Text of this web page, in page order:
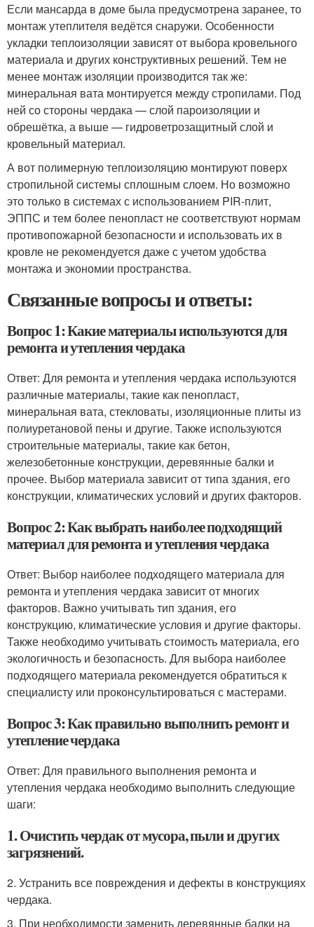
Если мансарда в доме была предусмотрена заранее, то
монтаж утеплителя ведётся снаружи. Особенности
укладки теплоизоляции зависят от выбора кровельного
материала и других конструктивных решений. Тем не
менее монтаж изоляции производится так же:
минеральная вата монтируется между стропилами. Под
ней со стороны чердака — слой пароизоляции и
обрешётка, а выше — гидроветрозащитный слой и
кровельный материал.
А вот полимерную теплоизоляцию монтируют поверх
стропильной системы сплошным слоем. Но возможно
это только в системах с использованием PIR-плит,
ЭППС и тем более пенопласт не соответствуют нормам
противопожарной безопасности и использовать их в
кровле не рекомендуется даже с учетом удобства
монтажа и экономии пространства.
Связанные вопросы и ответы:
Вопрос 1: Какие материалы используются для
ремонта и утепления чердака
Ответ: Для ремонта и утепления чердака используются
различные материалы, такие как пенопласт,
минеральная вата, стекловаты, изоляционные плиты из
полиуретановой пены и другие. Также используются
строительные материалы, такие как бетон,
железобетонные конструкции, деревянные балки и
прочее. Выбор материала зависит от типа здания, его
конструкции, климатических условий и других факторов.
Вопрос 2: Как выбрать наиболее подходящий
материал для ремонта и утепления чердака
Ответ: Выбор наиболее подходящего материала для
ремонта и утепления чердака зависит от многих
факторов. Важно учитывать тип здания, его
конструкцию, климатические условия и другие факторы.
Также необходимо учитывать стоимость материала, его
экологичность и безопасность. Для выбора наиболее
подходящего материала рекомендуется обратиться к
специалисту или проконсультироваться с мастерами.
Вопрос 3: Как правильно выполнить ремонт и
утепление чердака
Ответ: Для правильного выполнения ремонта и
утепления чердака необходимо выполнить следующие
шаги:
1. Очистить чердак от мусора, пыли и других
загрязнений.
2. Устранить все повреждения и дефекты в конструкциях
чердака.
3. При необходимости заменить деревянные балки на